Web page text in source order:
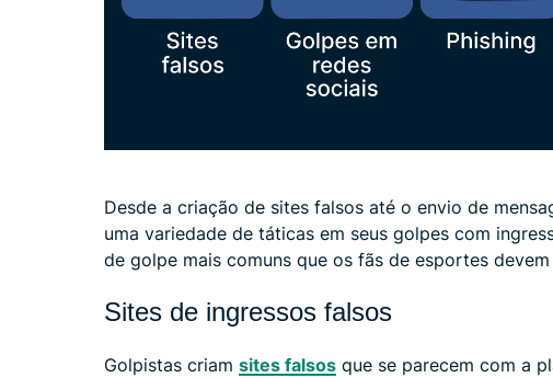
Desde a criação de sites falsos até o envio de
uma variedade de táticas em seus golpes com
de golpe mais comuns que os fãs de esportes
Sites de ingressos falsos
Golpistas criam sites falsos que se parecem com a